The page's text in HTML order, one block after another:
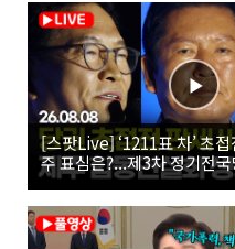
[스팟Live] ‘1211표 차’ 초
주 표심은?...제3차 정기전
제주 합동연설회 생중계 |